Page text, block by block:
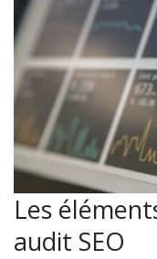
Les
audit SEO